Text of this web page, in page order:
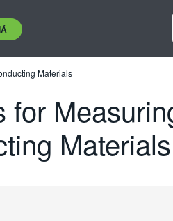
Materials
for
Materials